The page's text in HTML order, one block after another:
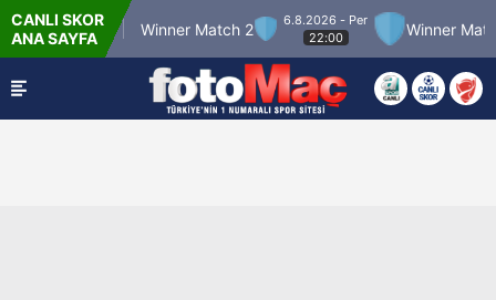
CANLI SKOR
ANA SAYFA
Match 12 Winner Match 2
6.8.2026 - Per
22:00
Winner Match 3